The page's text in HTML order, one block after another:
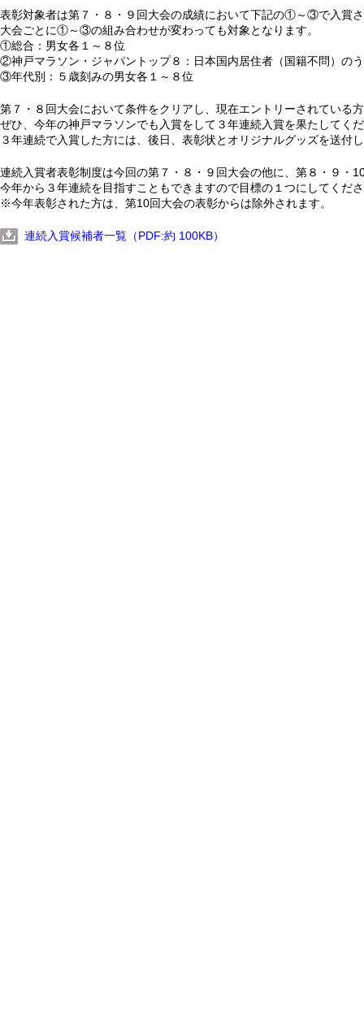
表彰対象者は第７・８・９回大会の成績において下記の①～③で入賞
大会ごとに①～③の組み合わせが変わっても対象となります。
①総合：男女各１～８位
②神戸マラソン・ジャパントップ８：日本国内居住者（国籍不問）の
③年代別：５歳刻みの男女各１～８位
第７・８回大会において条件をクリアし、現在エントリーされている
ぜひ、今年の神戸マラソンでも入賞をして３年連続入賞を果たしてく
３年連続で入賞した方には、後日、表彰状とオリジナルグッズを送付
連続入賞者表彰制度は今回の第７・８・９回大会の他に、第８・９・
今年から３年連続を目指すこともできますので目標の１つにしてくだ
※今年表彰された方は、第10回大会の表彰からは除外されます。
連続入賞候補者一覧（PDF:約 100KB）